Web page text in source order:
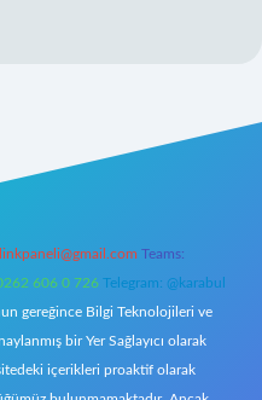
Teams:
606 0 726 Telegram: @karabul
gereğince Bilgi Teknolojileri ve
bir Yer Sağlayıcı olarak
içerikleri proaktif olarak